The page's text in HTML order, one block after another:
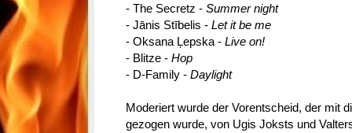
- The Secretz - Summer night
- Jānis Stībelis - Let it be me
- Oksana Ļepska - Live on!
- Blitze - Hop
- D-Family - Daylight
Moderiert wurde der Vorentscheid, der mit
gezogen wurde, von Ugis Joksts und